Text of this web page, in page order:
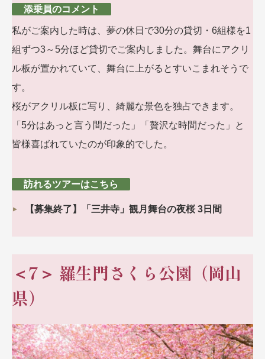
添乗員のコメント
私がご案内した時は、夢の休日で30分の貸切・6組様を1
組ずつ3～5分ほど貸切でご案内しました。舞台にアクリ
ル板が置かれていて、舞台に上がるとすいこまれそうで
す。
桜がアクリル板に写り、綺麗な景色を独占できます。
「5分はあっと言う間だった」「贅沢な時間だった」と
皆様喜ばれていたのが印象的でした。
訪れるツアーはこちら
【募集終了】「三井寺」観月舞台の夜桜 3日間
＜7＞ 羅生門さくら公園（岡山
県）